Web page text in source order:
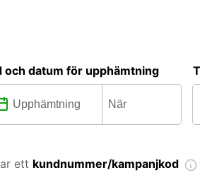
och datum för upphämtning
ett kundnummer/kampanjkod